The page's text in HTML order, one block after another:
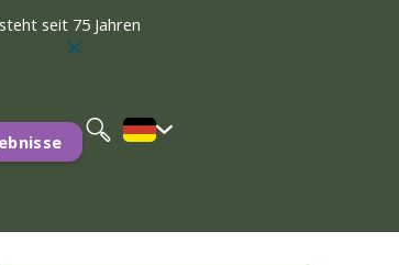
seit 75 Jahren
English